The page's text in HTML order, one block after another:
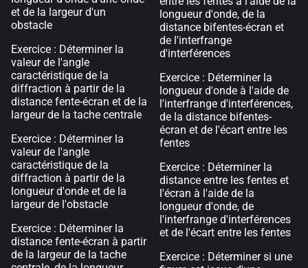
et de la largeur d'un
obstacle
Exercice : Déterminer la
valeur de l'angle
caractéristique de la
diffraction à partir de la
distance fente-écran et de la
largeur de la tache centrale
Exercice : Déterminer la
valeur de l'angle
caractéristique de la
diffraction à partir de la
longueur d'onde et de la
largeur de l'obstacle
Exercice : Déterminer la
distance fente-écran à partir
de la largeur de la tache
longueur d'onde, de la
distance bifentes-écran et
de l'interfrange
d'interférences
Exercice : Déterminer la
longueur d'onde à l'aide de
l'interfrange d'interférences,
de la distance bifentes-
écran et de l'écart entre les
fentes
Exercice : Déterminer la
distance entre les fentes et
l'écran à l'aide de la
longueur d'onde, de
l'interfrange d'interférences
et de l'écart entre les fentes
Exercice : Déterminer si une